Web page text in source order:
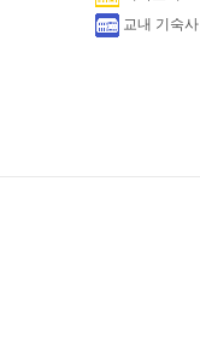
교내 기숙사